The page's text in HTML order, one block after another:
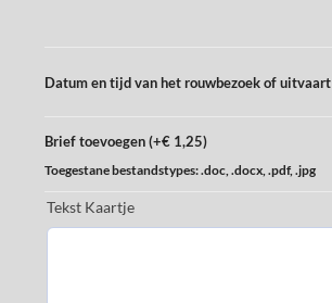
Datum en tijd van het rouwbezoek of uitvaart
Brief toevoegen (+€ 1,25)
Toegestane bestandstypes: .doc, .docx, .pdf, .jpg
Tekst Kaartje